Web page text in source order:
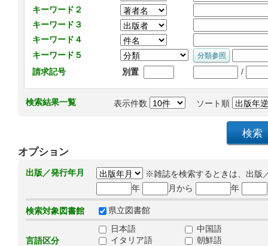
キーワード２
キーワード３
キーワード４
キーワード５
請求記号
別置 /
検索結果一覧 表示件数 ソート順
オプション
出版／発行年月
※雑誌を検索するときは、出版
年
月から 年
検索対象図書館 県立図書館
言語区分
日本語
中国語
イタリア語
朝鮮語